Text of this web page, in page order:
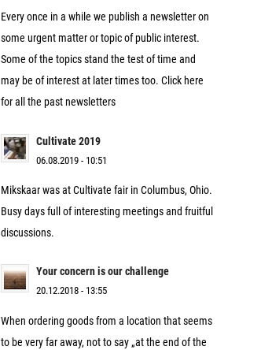
Every once in a while we publish a newsletter on
some urgent matter or topic of public interest.
Some of the topics stand the test of time and
may be of interest at later times too. Click here
for all the past newsletters
Cultivate 2019
06.08.2019 - 10:51
Mikskaar was at Cultivate fair in Columbus, Ohio.
Busy days full of interesting meetings and fruitful
discussions.
Your concern is our challenge
20.12.2018 - 13:55
When ordering goods from a location that seems
to be very far away, not to say „at the end of the